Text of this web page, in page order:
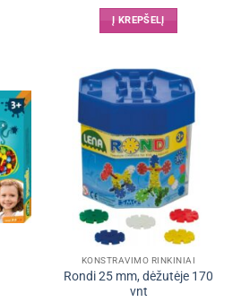
Į KREPŠELĮ
KONSTRAVIMO RINKINIAI
Rondi 25 mm, dėžutėje 170
vnt